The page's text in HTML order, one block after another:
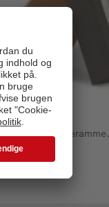
i en smuk træramme.